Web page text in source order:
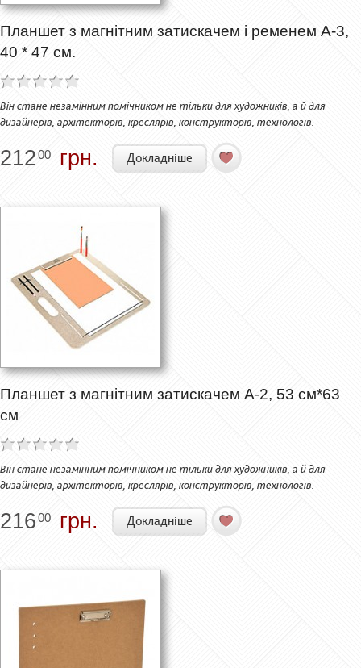
Планшет з магнітним затискачем і ременем А-3,
40 * 47 см.
Він стане незамінним помічником не тільки для художників, а й для
дизайнерів, архітекторів, креслярів, конструкторів, технологів.
21200 грн. Докладніше
Планшет з магнітним затискачем А-2, 53 см*63
см
Він стане незамінним помічником не тільки для художників, а й для
дизайнерів, архітекторів, креслярів, конструкторів, технологів.
21600 грн. Докладніше